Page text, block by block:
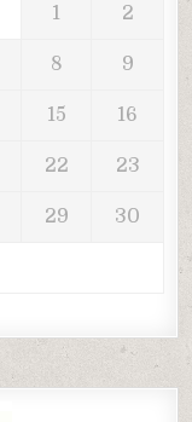
1 2
8 9
15 16
22 23
29 30